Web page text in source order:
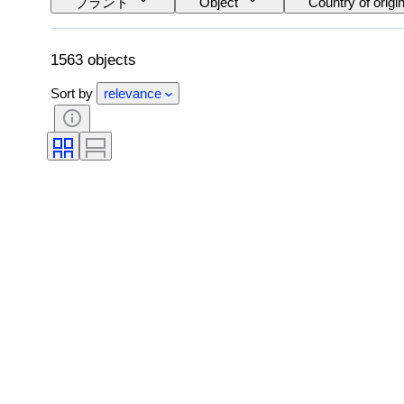
スタイル
署名 カラー
1563 objects
Sort by relevance